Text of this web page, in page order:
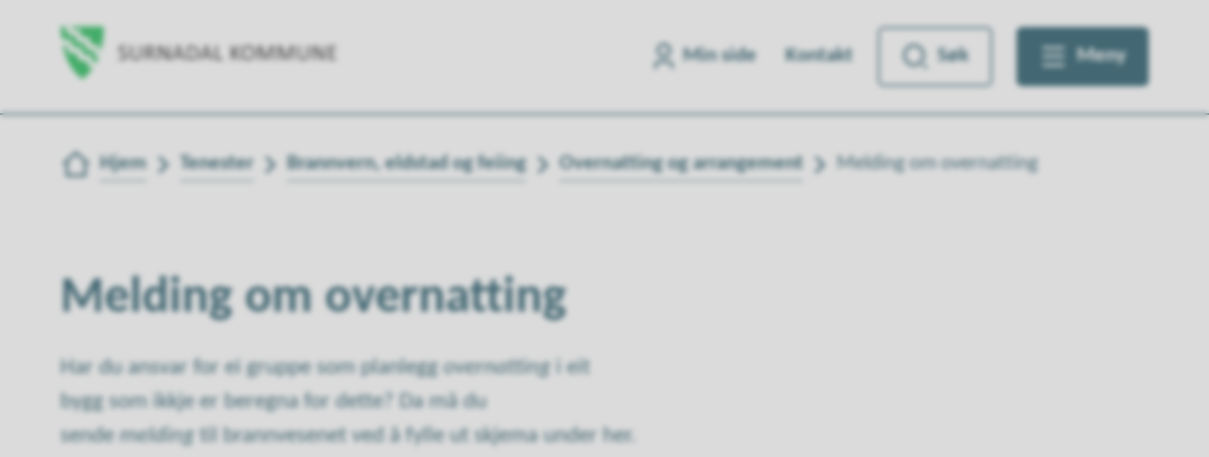
Min side Kontakt Søk Meny
Du er her:
Hjem Tenester Brannvern, eldstad og feiing Overnatting og arrangement Melding om overnatting
Melding om overnatting
Har du ansvar for ei gruppe som planleggovernatting i eit
bygg som ikkje er beregna for dette? Da må du
sendemelding til brannvesenet ved å fylle ut skjema under her.